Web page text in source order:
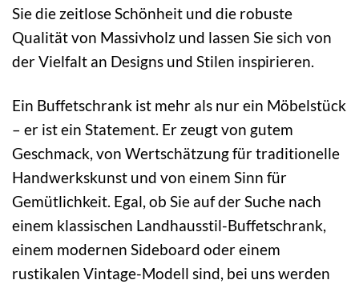
Sie die zeitlose Schönheit und die robuste
Qualität von Massivholz und lassen Sie sich von
der Vielfalt an Designs und Stilen inspirieren.
Ein Buffetschrank ist mehr als nur ein Möbelstück
– er ist ein Statement. Er zeugt von gutem
Geschmack, von Wertschätzung für traditionelle
Handwerkskunst und von einem Sinn für
Gemütlichkeit. Egal, ob Sie auf der Suche nach
einem klassischen Landhausstil-Buffetschrank,
einem modernen Sideboard oder einem
rustikalen Vintage-Modell sind, bei uns werden